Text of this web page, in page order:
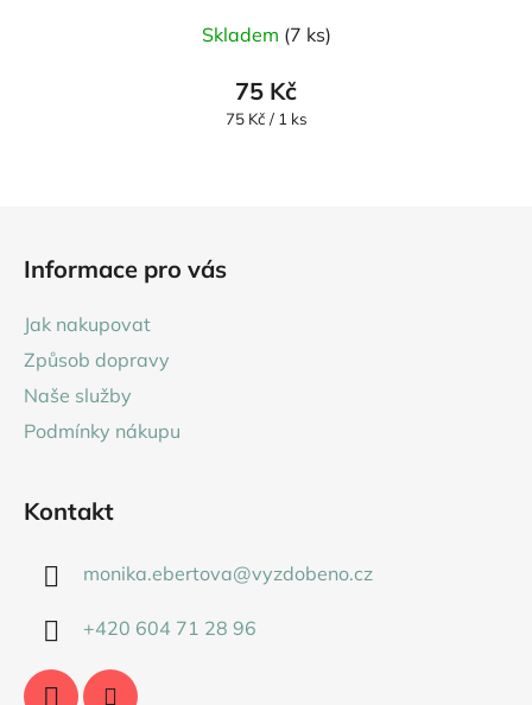
Skladem (7 ks)
75 Kč
Měrná
75 Kč / 1 ks
Informace pro vás
Jak nakupovat
Způsob dopravy
Naše služby
Podmínky nákupu
Kontakt
monika.ebertova@vyzdobeno.cz
+420 604 71 28 96